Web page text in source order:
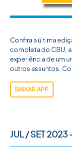
Confira a última
completa do CBU,
experiência de um
outros assuntos.
BAIXAR APP
JUL / SET 2023